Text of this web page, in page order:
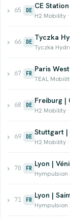
› 65 DE
CE
H2 Mobility
› 66 DE
Tyczka
› 67 FR
Paris West
TEAL
› 68 DE
Freiburg |
H2 Mobility
› 69 DE
Stuttgart |
H2 Mobility
› 70 FR
Lyon |
Hympulsion
› 71 FR
Lyon |
Hympulsion